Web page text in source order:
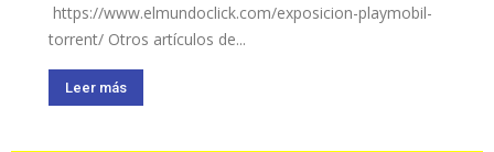
https://www.elmundoclick.com/exposicion-playmobil-
torrent/ Otros artículos de...
Leer más